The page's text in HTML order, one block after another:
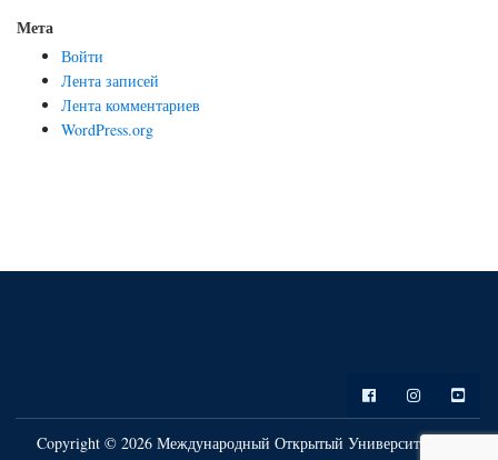
Мета
Войти
Лента записей
Лента комментариев
WordPress.org
Copyright © 2026 Международный Открытый Университет. All